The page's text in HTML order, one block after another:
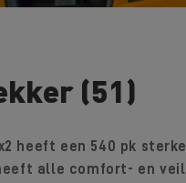
(51)
heeft een 540 pk
alle comfort- en